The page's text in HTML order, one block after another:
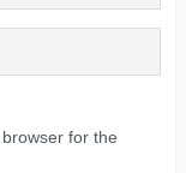
for the